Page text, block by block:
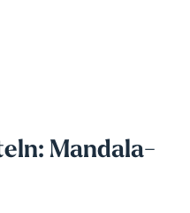
Mandala-